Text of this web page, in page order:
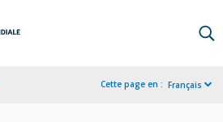
Cette page en : Français